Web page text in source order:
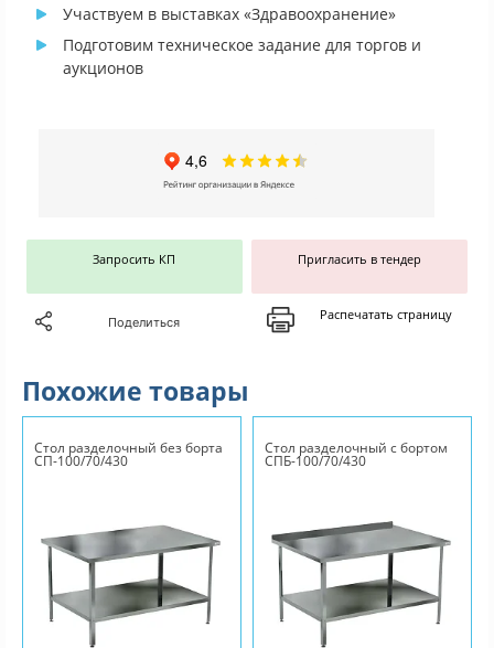
Участвуем в выставках «Здравоохранение»
Подготовим техническое задание для торгов и
аукционов
Запросить КП Пригласить в тендер
Поделиться Распечатать страницу
Похожие товары
Стол разделочный без борта
СП-100/70/430
Стол разделочный с бортом
СПБ-100/70/430